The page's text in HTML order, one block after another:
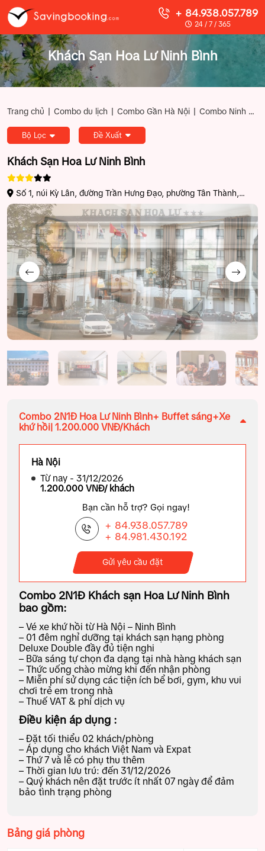
+ 84.938.057.789
24 / 7 / 365
Khách Sạn Hoa Lư Ninh Bình
Trang chủ | Combo du lịch | Combo Gần Hà Nội | Combo Ninh Bình
Bộ Lọc Đề Xuất
Khách Sạn Hoa Lư Ninh Bình
Số 1, núi Kỳ Lân, đường Trần Hưng Đạo, phường Tân Thành,
thành phố Ninh Bình, tỉnh Ninh Bình
Combo 2N1Đ Hoa Lư Ninh Bình+ Buffet sáng+Xe
khứ hồi| 1.200.000 VNĐ/Khách
Hà Nội
Từ nay - 31/12/2026
1.200.000 VNĐ/ khách
Bạn cần hỗ trợ? Gọi ngay!
+ 84.938.057.789
+ 84.981.430.192
Gửi yêu cầu đặt
Combo 2N1Đ Khách sạn Hoa Lư Ninh Bình
bao gồm:
– Vé xe khứ hồi từ Hà Nội – Ninh Bình
– 01 đêm nghỉ dưỡng tại khách sạn hạng phòng
Deluxe Double đầy đủ tiện nghi
– Bữa sáng tự chọn đa dạng tại nhà hàng khách sạn
– Thức uống chào mừng khi đến nhận phòng
– Miễn phí sử dụng các tiện ích bể bơi, gym, khu vui
chơi trẻ em trong nhà
– Thuế VAT & phí dịch vụ
Điều kiện áp dụng :
– Đặt tối thiểu 02 khách/phòng
– Áp dụng cho khách Việt Nam và Expat
– Thứ 7 và lễ có phụ thu thêm
– Thời gian lưu trú: đến 31/12/2026
– Quý khách nên đặt trước ít nhất 07 ngày để đảm
bảo tình trạng phòng
Bảng giá phòng